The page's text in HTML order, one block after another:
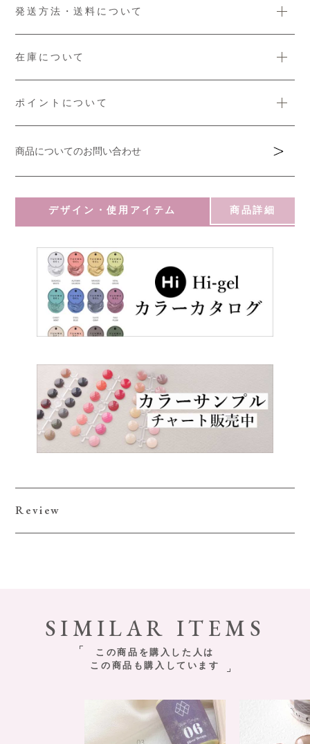
発送方法・送料について
在庫について
ポイントについて
商品についてのお問い合わせ
デザイン・使用アイテム 商品詳細
Review
SIMILAR ITEMS
この商品を購入した人は
この商品も購入しています